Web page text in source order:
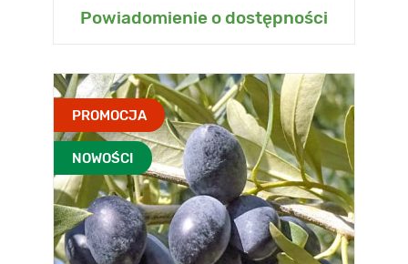
Powiadomienie o dostępności
PROMOCJA
NOWOŚCI